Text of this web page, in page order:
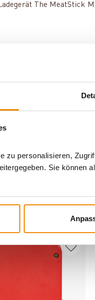
zu personalisieren,
Sie können
The MeatStick